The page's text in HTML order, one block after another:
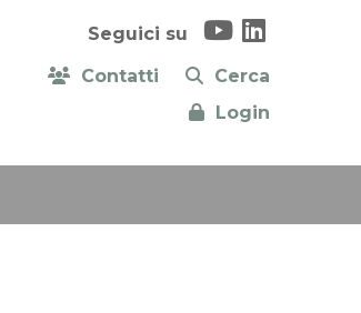
Seguici su
Contatti
Cerca
Login